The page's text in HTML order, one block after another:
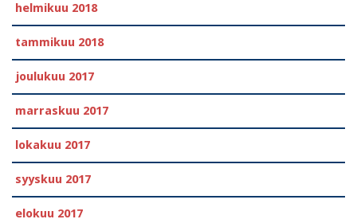
helmikuu 2018
tammikuu 2018
joulukuu 2017
marraskuu 2017
lokakuu 2017
syyskuu 2017
elokuu 2017